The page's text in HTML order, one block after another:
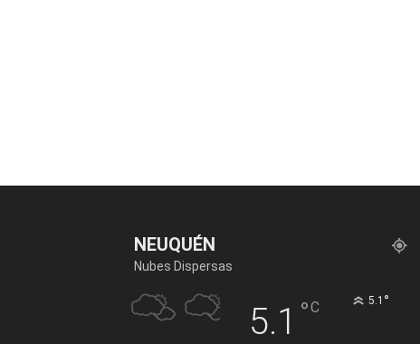
NEUQUÉN
Nubes Dispersas
5.1 °C 5.1 °